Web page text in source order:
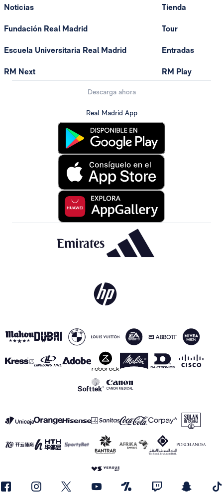
Noticias
Fundación Real Madrid
Escuela Universitaria Real Madrid
RM Next
Tienda
Tour
Entradas
RM Play
Descarga ahora
Real Madrid App